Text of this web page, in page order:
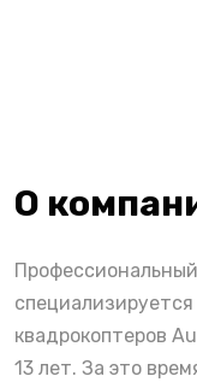
О
квадрокоптеров
13 лет. За это